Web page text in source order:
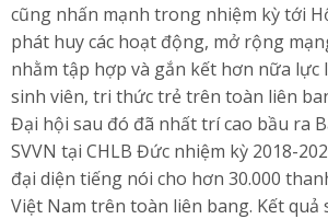
cũng nhấn mạnh trong nhiệm kỳ tới
phát huy các hoạt động, mở rộng
nhằm tập hợp và gắn kết hơn nữa
sinh viên, tri thức trẻ trên toàn liên
Đại hội sau đó đã nhất trí cao bầu ra
SVVN tại CHLB Đức nhiệm kỳ 2018-
đại diện tiếng nói cho hơn 30.000
Việt Nam trên toàn liên bang. Kết quả